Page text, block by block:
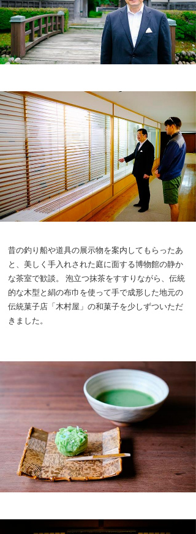
昔の釣り船や道具の展示物を案内してもらったあ
と、美しく手入れされた庭に面する博物館の静か
な茶室で歓談。 泡立つ抹茶をすすりながら、伝統
的な木型と絹の布巾を使って手で成形した地元の
伝統菓子店「木村屋」の和菓子を少しずついただ
きました。